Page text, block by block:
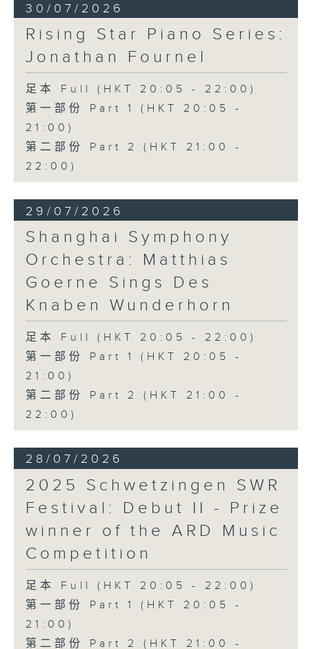
30/07/2026
Rising Star Piano Series:
Jonathan Fournel
足本 Full (HKT 20:05 - 22:00)
第一部份 Part 1 (HKT 20:05 -
21:00)
第二部份 Part 2 (HKT 21:00 -
22:00)
29/07/2026
Shanghai Symphony
Orchestra: Matthias
Goerne Sings Des
Knaben Wunderhorn
足本 Full (HKT 20:05 - 22:00)
第一部份 Part 1 (HKT 20:05 -
21:00)
第二部份 Part 2 (HKT 21:00 -
22:00)
28/07/2026
2025 Schwetzingen SWR
Festival: Debut II - Prize
winner of the ARD Music
Competition
足本 Full (HKT 20:05 - 22:00)
第一部份 Part 1 (HKT 20:05 -
21:00)
第二部份 Part 2 (HKT 21:00 -